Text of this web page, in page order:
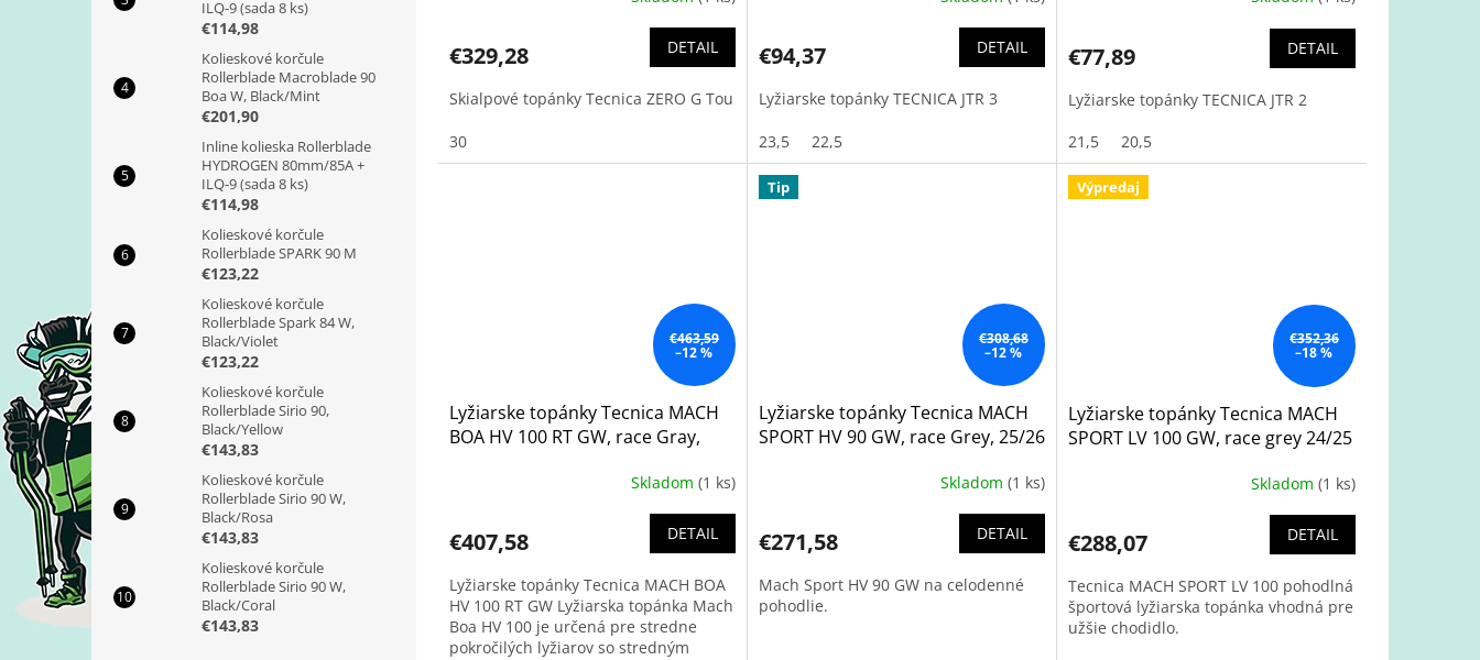
ILQ-9 (sada 8 ks)
€114,98
Kolieskové korčule
Rollerblade Macroblade 90
Boa W, Black/Mint
€201,90
Inline kolieska Rollerblade
HYDROGEN 80mm/85A +
ILQ-9 (sada 8 ks)
€114,98
Kolieskové korčule
Rollerblade SPARK 90 M
€123,22
Kolieskové korčule
Rollerblade Spark 84 W,
Black/Violet
€123,22
Kolieskové korčule
Rollerblade Sirio 90,
Black/Yellow
€143,83
Kolieskové korčule
Rollerblade Sirio 90 W,
Black/Rosa
€143,83
Kolieskové korčule
Rollerblade Sirio 90 W,
Black/Coral
€143,83
€329,28 DETAIL
Skialpové topánky Tecnica ZERO G Tou
30
€94,37 DETAIL
Lyžiarske topánky TECNICA JTR 3
23,5 22,5
€77,89 DETAIL
Lyžiarske topánky TECNICA JTR 2
21,5
20,5
€463,59
–12 %
Lyžiarske topánky Tecnica MACH
BOA HV 100 RT GW, race Gray,
Skladom (1 ks)
€407,58 DETAIL
Lyžiarske topánky Tecnica MACH BOA
HV 100 RT GW Lyžiarska topánka Mach
Boa HV 100 je určená pre stredne
pokročilých lyžiarov so stredným
Tip
€308,68
–12 %
Lyžiarske topánky Tecnica MACH
SPORT HV 90 GW, race Grey, 25/26
Skladom (1 ks)
€271,58 DETAIL
Mach Sport HV 90 GW na celodenné
pohodlie.
Výpredaj
€352,36
–18 %
Lyžiarske topánky Tecnica MACH
SPORT LV 100 GW, race grey 24/25
Skladom (1 ks)
€288,07 DETAIL
Tecnica MACH SPORT LV 100 pohodlná
športová lyžiarska topánka vhodná pre
užšie chodidlo.